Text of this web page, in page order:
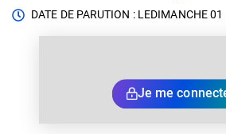
DATE DE PARUTION : LEDIMANCHE
Je me